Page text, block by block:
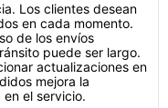
Los clientes desean
en cada momento.
de los envíos
puede ser largo.
actualizaciones en
mejora la
el servicio.